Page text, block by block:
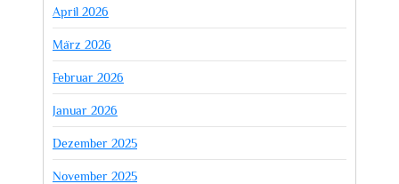
April 2026
März 2026
Februar 2026
Januar 2026
Dezember 2025
November 2025